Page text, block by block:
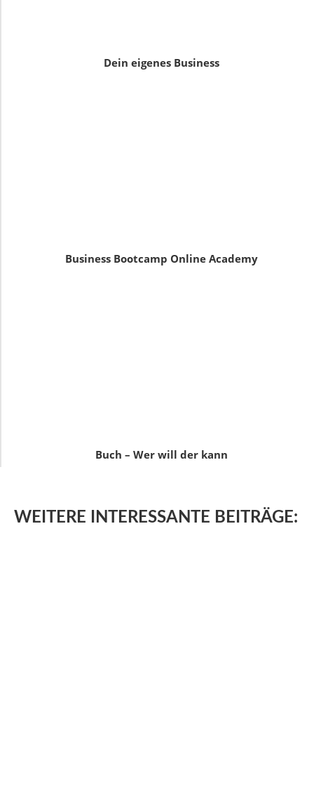
Dein eigenes Business
Business Bootcamp Online Academy
Buch – Wer will der kann
WEITERE INTERESSANTE BEITRÄGE: